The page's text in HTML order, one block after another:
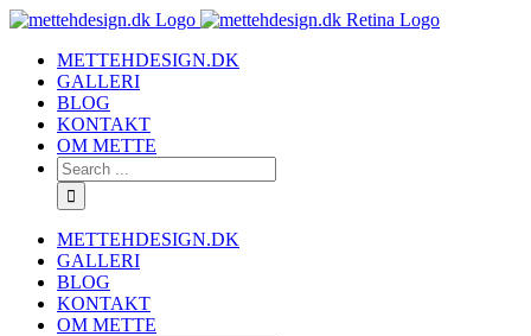
METTEHDESIGN.DK
GALLERI
BLOG
KONTAKT
OM METTE
METTEHDESIGN.DK
GALLERI
BLOG
KONTAKT
OM METTE